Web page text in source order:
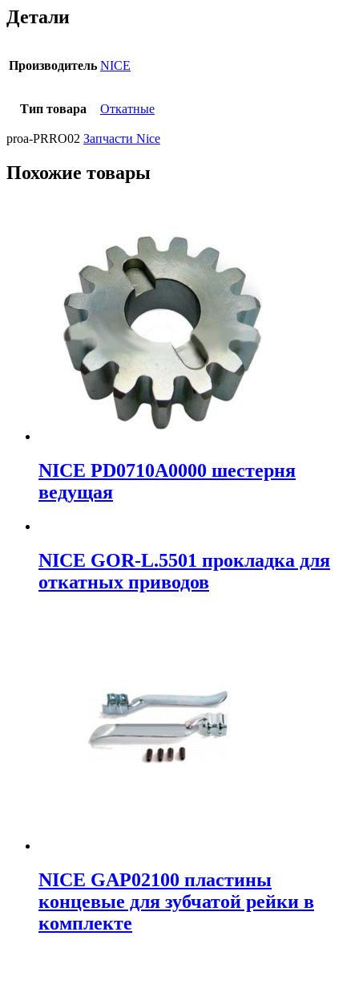
Детали
Производитель NICE
Тип товара Откатные
proa-PRRO02 Запчасти Nice
Похожие товары
NICE PD0710A0000 шестерня
ведущая
NICE GOR-L.5501 прокладка для
откатных приводов
NICE GAP02100 пластины
концевые для зубчатой рейки в
комплекте